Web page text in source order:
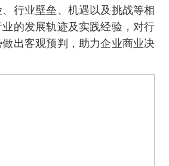
行业壁垒、机遇以及挑战等相
的发展轨迹及实践经验，对行
出客观预判，助力企业商业决